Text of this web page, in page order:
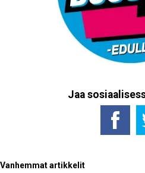
Jaa
Artikkelien
Vanhemmat artikkelit